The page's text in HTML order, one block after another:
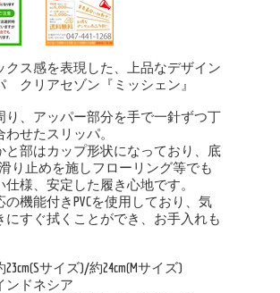
クス感を表現した、上品なデザイン
クリアセゾン『ミッシェン』
り、アッパー部分を手で一針ずつ丁
せたスリッパ。
と部はカップ形状になっており、底
り止めを施しフローリング等でも
仕様、安定した履き心地です。
の機能付きPVCを使用しており、気
にすぐ拭くことができ、お手入れも
サイズ)/約24cm(Mサイズ)
ンドネシア